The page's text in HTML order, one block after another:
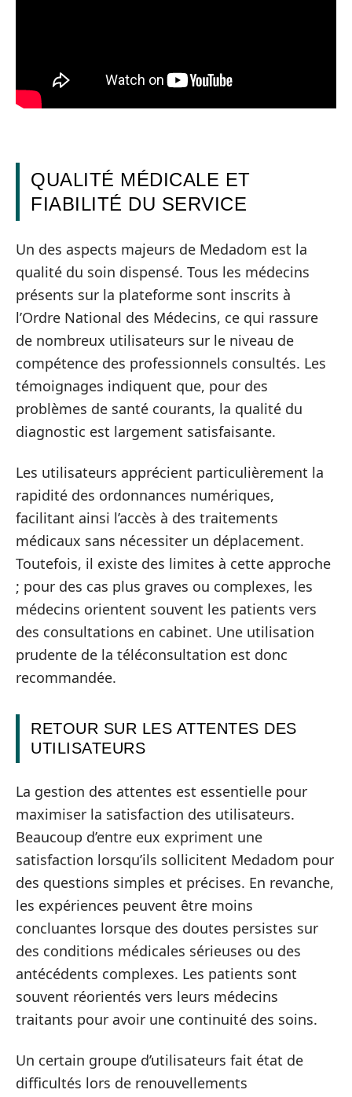
QUALITÉ MÉDICALE ET
FIABILITÉ DU SERVICE
Un des aspects majeurs de Medadom est la
qualité du soin dispensé. Tous les médecins
présents sur la plateforme sont inscrits à
l’Ordre National des Médecins, ce qui rassure
de nombreux utilisateurs sur le niveau de
compétence des professionnels consultés. Les
témoignages indiquent que, pour des
problèmes de santé courants, la qualité du
diagnostic est largement satisfaisante.
Les utilisateurs apprécient particulièrement la
rapidité des ordonnances numériques,
facilitant ainsi l’accès à des traitements
médicaux sans nécessiter un déplacement.
Toutefois, il existe des limites à cette approche
; pour des cas plus graves ou complexes, les
médecins orientent souvent les patients vers
des consultations en cabinet. Une utilisation
prudente de la téléconsultation est donc
recommandée.
RETOUR SUR LES ATTENTES DES
UTILISATEURS
La gestion des attentes est essentielle pour
maximiser la satisfaction des utilisateurs.
Beaucoup d’entre eux expriment une
satisfaction lorsqu’ils sollicitent Medadom pour
des questions simples et précises. En revanche,
les expériences peuvent être moins
concluantes lorsque des doutes persistes sur
des conditions médicales sérieuses ou des
antécédents complexes. Les patients sont
souvent réorientés vers leurs médecins
traitants pour avoir une continuité des soins.
Un certain groupe d’utilisateurs fait état de
difficultés lors de renouvellements